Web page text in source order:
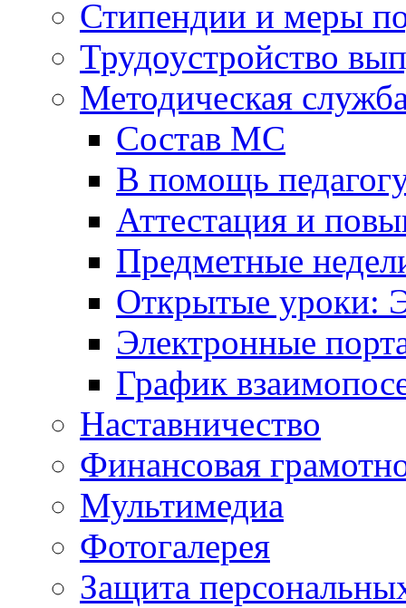
Стипендии и меры
Трудоустройство
Методическая
Состав МС
В помощь
Аттестация и
Предметные
Открытые уроки:
Электронные
График
Наставничество
Финансовая
Мультимедиа
Фотогалерея
Защита